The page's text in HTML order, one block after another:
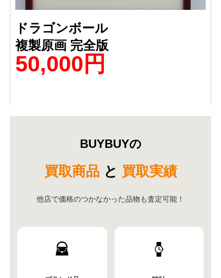
ドラゴンボール
複製原画 完全版
50,000円
BUYBUYの
買取商品 と 買取実績
他店で価格のつかなかった品物も査定可能！